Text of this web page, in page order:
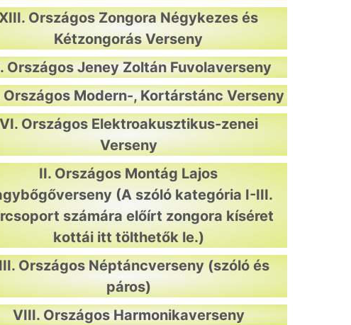
Országos Zongora Négykezes és
Kétzongorás Verseny
Országos Jeney Zoltán Fuvolaverseny
Országos Modern-, Kortárstánc Verseny
VI. Országos Elektroakusztikus-zenei
Verseny
II. Országos Montág Lajos
(A szóló kategória I-III.
számára előírt zongora kíséret
kottái itt tölthetők le.)
Országos Néptáncverseny (szóló és
páros)
VIII. Országos Harmonikaverseny